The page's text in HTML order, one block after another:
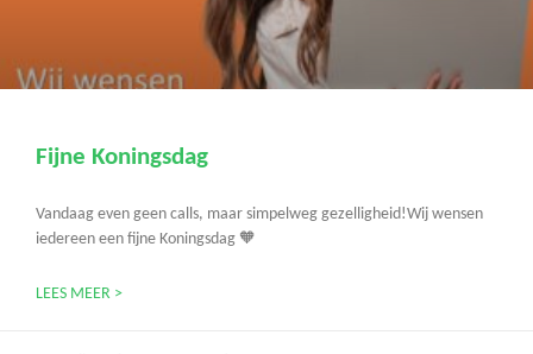
Fijne Koningsdag
Vandaag even geen calls, maar simpelweg gezelligheid!Wij wensen
iedereen een fijne Koningsdag 🧡
LEES MEER >